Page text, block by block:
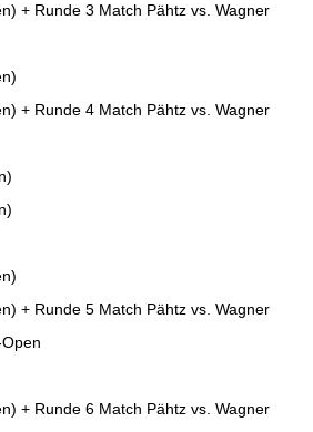
+ Runde 3 Match Pähtz vs. Wagner
+ Runde 4 Match Pähtz vs. Wagner
+ Runde 5 Match Pähtz vs. Wagner
+ Runde 6 Match Pähtz vs. Wagner